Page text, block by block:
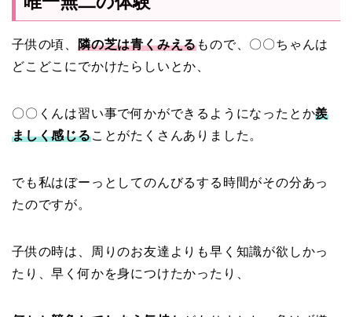
子供の頃、 隣の芝は青くみえるもので、〇〇ちゃんは
どこどこにでかけたらしいとか、
〇〇くんは習い事で何かができるようになったとか羨
ましく感じることがたくさんありました。
でも私はぼーっとしてのんびるする時間がその分あっ
たのですが。
子供の時は、周りのお友達よりも早く知識が欲しかっ
たり、早く何かを身につけたかったり、